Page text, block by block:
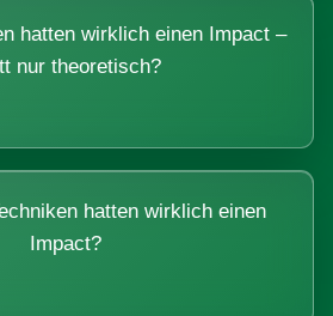
hatten wirklich einen Impact –
nur theoretisch?
hatten wirklich einen
Impact?